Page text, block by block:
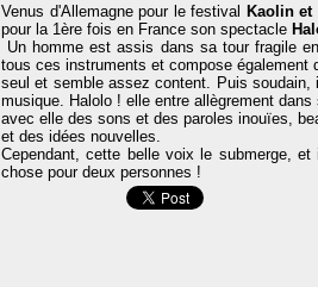
Venus d'Allemagne pour le festival Kaolin et
pour la 1ère fois en France son spectacle
Un homme est assis dans sa tour fragile
tous ces instruments et compose également
seul et semble assez content. Puis
musique. Halolo ! elle entre allègrement
avec elle des sons et des paroles inouïes,
et des idées nouvelles.
Cependant, cette belle voix le submerge,
chose pour deux personnes !